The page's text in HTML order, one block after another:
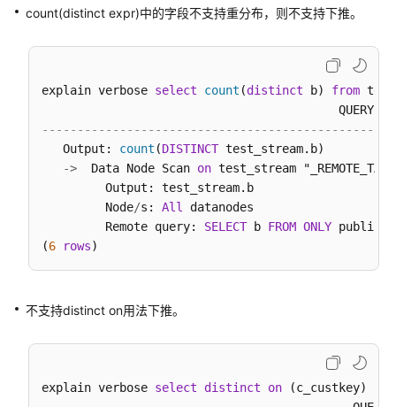
查
DWS
据
DWS
排
序
DWS
视
用
count(distinct expr)中的字段不支持重分布，则不支持下推。
explain verbose select count (distinct b) from
   Output:
count (DISTINCT test_stream.b)
->
  Data Node Scan
on test_stream
         Output: test_stream.b
         Node
/s: All
datanodes
         Remote query:
SELECT b FROM ONLY
(6 rows
不支持distinct on用法下推。
explain verbose select distinct on (c_custkey)